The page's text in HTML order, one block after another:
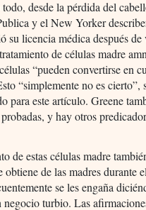
desde la pérdida del
y el New Yorker
licencia médica después de
de células madre
“pueden convertirse en
“simplemente no es cierto”,
para este artículo. Greene
y hay otros
de estas células madre
de las madres durante
se les engaña
turbio. Las